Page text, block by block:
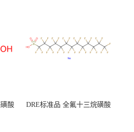
酸
DRE标准品 全氟十三烷磺酸